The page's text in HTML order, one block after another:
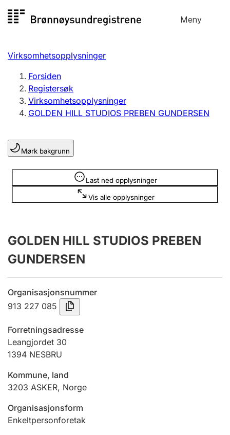
til
Meny
Registersøk
Aksjeselskap
Enkeltpersonforetak
Registrere, endre, slette
Lag og forening
Registrere, endre, slette
Årsregnskap
Innsending og forsinkelsesgebyr
Tinglysing
Jeger
Betaling og jegeravgiftskort
Ektepaktveileder
Offentlig sektor
Virksomhetsopplysninger
Forsiden
Registersøk
Virksomhetsopplysninger
GOLDEN HILL STUDIOS PREBEN GUNDERSEN
Mørk bakgrunn
Last ned opplysninger
Vis alle opplysninger
Opplysninger er skjult
GOLDEN HILL STUDIOS PREBEN
GUNDERSEN
Organisasjonsnummer
913 227 085
Forretningsadresse
Leangjordet 30
1394 NESBRU
Kommune, land
3203 ASKER, Norge
Organisasjonsform
Enkeltpersonforetak